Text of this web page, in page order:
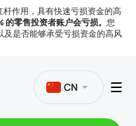
作用，具有快速亏损资金的高
零售投资者账户会亏损。 您
是否能够承受亏损资金的高风
CN